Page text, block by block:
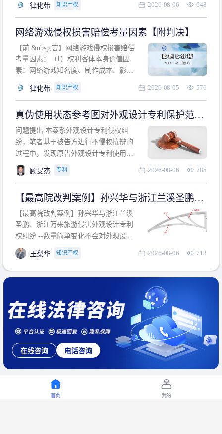
冲突。基于此，凡是因该外观设计的实
于该款规定的规制范畴。“合法权利”不宜
作狭义解释，一般情况下，只要依法享
有的、在本专利申请日之
律化带 知识产权 2026-08-06 648
网络游戏侵权损害赔偿考量因素【附判决】
【前 &nbsp;言】网络游戏侵权损害赔偿
考量因素：（1）权利客体本身价值因
素：网络游戏知名度、制作成本、影响
利角度因素：被诉侵权游戏销售数量、
人数、活跃人数、市场占用率；（3）被
告主观因素：被告的主观恶意、是否明
知或应知、是否有
律化带 知识产权 2026-08-05 576
真伪使用状态参考图对外观设计专利保护范围
的影响
问题提出 本案系外观设计专利侵权纠
纷，笔者基于被告方进行不侵权抗辩的
过程中，发现原告外观设计专利使用状
态参考图中的外观设计与被告涉案商品
的视觉效果存在显著区别。故就使用状
保护范围确定进行了研究，将办案体会
与研究过程记录如下： 简要结论： 笔者
提出使用状态参考图应以
顾旻杰 专利 2026-08-06 785
【最高院改判案例】孙兴华与浙江兰溪圣鹏、
浙江万来旅游侵害外观设计专利权纠纷
【最高院改判案例】孙兴华与浙江兰溪
圣鹏、浙江万来旅游侵害外观设计专利
权纠纷 --数量简单变化不会对外观设计
产生视觉影响，及现有设计抗辩与专利
无效再审改判可以执行回转 【承办律
师】 王梨华 浙江杭知桥律师事务所 【案
民再2
王梨华 知识产权 2026-08-06 713
合同定制 合同审核
首页 我的